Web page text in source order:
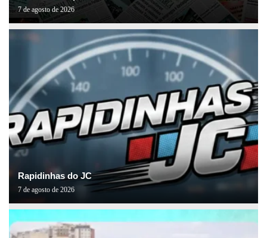
7 de agosto de 2026
Rapidinhas do JC
7 de agosto de 2026